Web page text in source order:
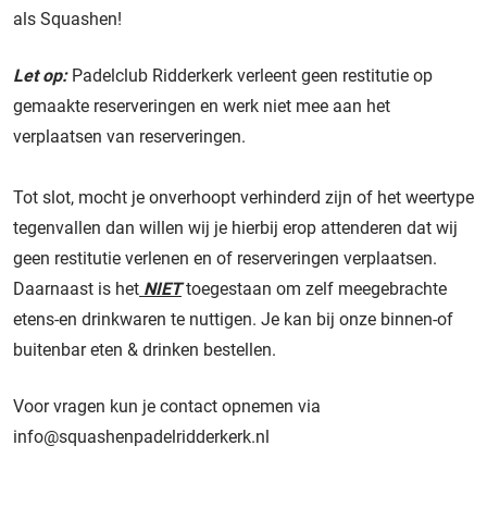
als Squashen!
Let op:Padelclub Ridderkerk verleent geen restitutie op
gemaakte reserveringen en werk niet mee aan het
verplaatsen van reserveringen.
Tot slot, mocht je onverhoopt verhinderd zijn of het weertype
tegenvallen dan willen wij je hierbij erop attenderen dat wij
geen restitutie verlenen en of reserveringen verplaatsen.
Daarnaast is het NIETtoegestaan om zelf meegebrachte
etens-en drinkwaren te nuttigen. Je kan bij onze binnen-of
buitenbar eten & drinken bestellen.
Voor vragen kun je contact opnemen via
info@squashenpadelridderkerk.nl